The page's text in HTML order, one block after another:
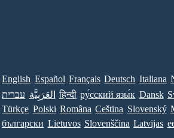
English Español Français Deutsch Italiana
עברית العَرَبِيَّة हिन्दी ру́сский язы́к Dansk
Türkçe Polski Româna Ceština Slovenský
български Lietuvos Slovenščina Latvijas